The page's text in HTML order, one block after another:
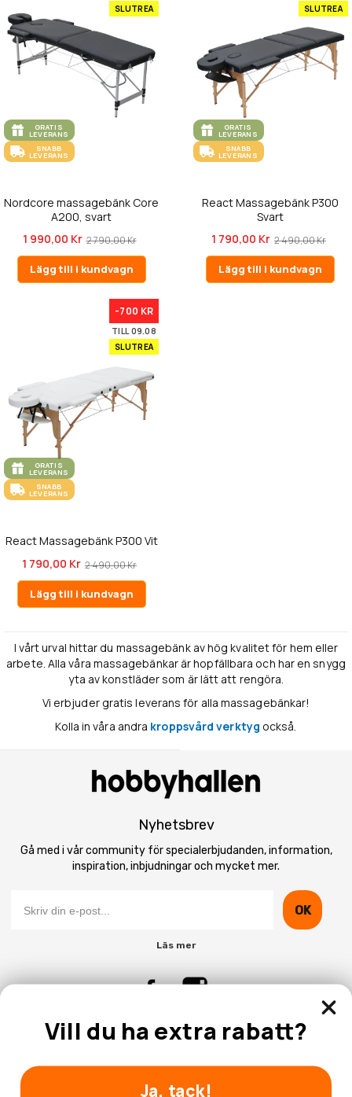
SLUTREA
GRATIS
LEVERANS
SNABB
LEVERANS
Nordcore massagebänk Core
A200, svart
1 990,00 Kr 2 790,00 Kr
Lägg till i kundvagn
SLUTREA
GRATIS
LEVERANS
SNABB
LEVERANS
React Massagebänk P300
Svart
1 790,00 Kr 2 490,00 Kr
Lägg till i kundvagn
-700 KR
TILL 09.08
SLUTREA
GRATIS
LEVERANS
SNABB
LEVERANS
React Massagebänk P300 Vit
1 790,00 Kr 2 490,00 Kr
Lägg till i kundvagn
I vårt urval hittar du massagebänk av hög kvalitet för hem eller
arbete. Alla våra massagebänkar är hopfällbara och har en snygg
yta av konstläder som är lätt att rengöra.
Vi erbjuder gratis leverans för alla massagebänkar!
Kolla in våra andra kroppsvård verktyg också.
Nyhetsbrev
Gå med i vår community för specialerbjudanden, information,
inspiration, inbjudningar och mycket mer.
OK
Läs mer
Kundtjänst
Vill du ha extra rabatt?
Ja, tack!